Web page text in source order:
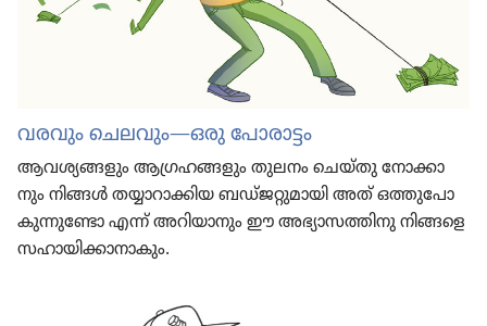
വരവും ചെലവും—ഒരു പോരാ​ട്ടം
ആവശ്യ​ങ്ങ​ളും ആഗ്രഹ​ങ്ങ​ളും തുലനം ചെയ്‌തു നോക്കാ​
നും നിങ്ങൾ തയ്യാറാ​ക്കി​യ ബഡ്‌ജ​റ്റു​മാ​യി അത്‌ ഒത്തു​പോ​
കു​ന്നു​ണ്ടോ എന്ന്‌ അറിയാ​നും ഈ അഭ്യാ​സ​ത്തി​നു നിങ്ങളെ
സഹായി​ക്കാ​നാ​കും.